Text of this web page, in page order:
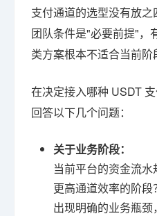
支付通道的选型没有放
团队条件是"必要前提"，
类方案根本不适合当前阶
在决定接入哪种 USDT
回答以下几个问题：
关于业务阶段：
当前平台的资金流
更高通道效率的阶
出现明确的业务瓶